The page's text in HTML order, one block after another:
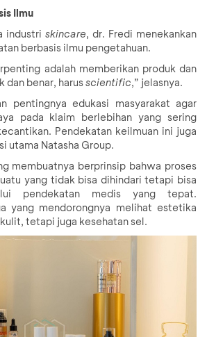
Ilmu
industri skincare, dr. Fredi menekankan
berbasis ilmu pengetahuan.
adalah memberikan produk dan
dan benar, harusscientific,” jelasnya.
pentingnya edukasi masyarakat agar
pada klaim berlebihan yang sering
Pendekatan keilmuan ini juga
utama Natasha Group.
membuatnya berprinsip bahwa proses
yang tidak bisa dihindari tetapi bisa
pendekatan medis yang tepat.
yang mendorongnya melihat estetika
tetapi juga kesehatan sel.